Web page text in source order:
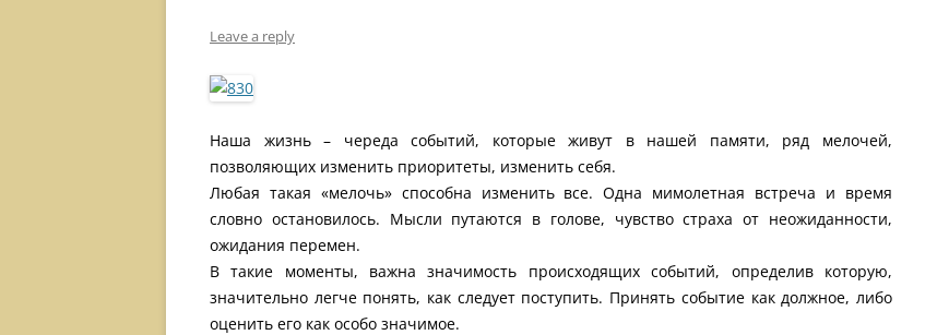
Leave a reply
Наша жизнь – череда событий, которые живут в нашей памяти, ряд мелочей,
позволяющих изменить приоритеты, изменить себя.
Любая такая «мелочь» способна изменить все. Одна мимолетная встреча и время
словно остановилось. Мысли путаются в голове, чувство страха от неожиданности,
ожидания перемен.
В такие моменты, важна значимость происходящих событий, определив которую,
значительно легче понять, как следует поступить. Принять событие как должное, либо
оценить его как особо значимое.